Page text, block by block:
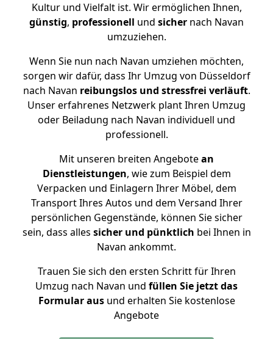
Kultur und Vielfalt ist. Wir ermöglichen Ihnen,
günstig, professionell und sicher nach Navan
umzuziehen.
Wenn Sie nun nach Navan umziehen möchten,
sorgen wir dafür, dass Ihr Umzug von Düsseldorf
nach Navan reibungslos und stressfrei verläuft.
Unser erfahrenes Netzwerk plant Ihren Umzug
oder Beiladung nach Navan individuell und
professionell.
Mit unseren breiten Angebotean
Dienstleistungen, wie zum Beispiel dem
Verpacken und Einlagern Ihrer Möbel, dem
Transport Ihres Autos und dem Versand Ihrer
persönlichen Gegenstände, können Sie sicher
sein, dass alles sicher und pünktlich bei Ihnen in
Navan ankommt.
Trauen Sie sich den ersten Schritt für Ihren
Umzug nach Navan und füllen Sie jetzt das
Formular ausund erhalten Sie kostenlose
Angebote